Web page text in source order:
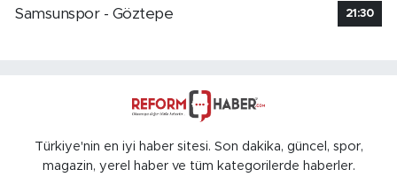
Samsunspor - Göztepe
21:30
Türkiye'nin en iyi haber sitesi. Son dakika, güncel, spor,
magazin, yerel haber ve tüm kategorilerde haberler.